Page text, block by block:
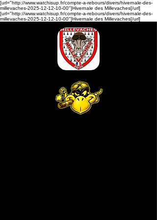
[url="http://www.watchisup.fr/compte-a-rebours/divers/hivernale-des-
millevaches-2025-12-12-10-00"]Hivernale des Millevaches[/url]
[url="http://www.watchisup.fr/compte-a-rebours/divers/hivernale-des-
millevaches-2025-12-12-10-00"]Hivernale des Millevaches[/url]